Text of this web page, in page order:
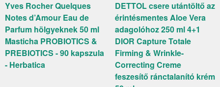
Yves Rocher Quelques
Notes d’Amour Eau de
Parfum hölgyeknek 50 ml
DETTOL csere utántöltő az
érintésmentes Aloe Vera
adagolóhoz 250 ml 4+1
Masticha PROBIOTICS &
PREBIOTICS - 90 kapszula
- Herbatica
DIOR Capture Totale
Firming & Wrinkle-
Correcting Creme
feszesítő ránctalanító krém